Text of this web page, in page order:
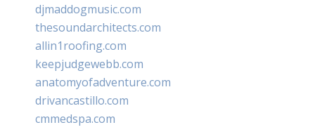
djmaddogmusic.com
thesoundarchitects.com
allin1roofing.com
keepjudgewebb.com
anatomyofadventure.com
drivancastillo.com
cmmedspa.com